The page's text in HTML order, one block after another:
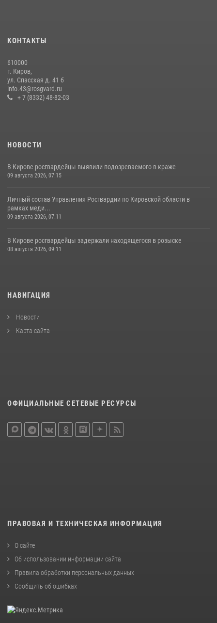
В Кирове росгвардейцы и ветераны ведомства приняли участие в
митинге в честь Дня воздушно-десантных войск
03 августа 2026, 08:45
КОНТАКТЫ
610000
г. Киров,
ул. Спасская д. 41 б
info.43@rosgvard.ru
+ 7 (8332) 48-82-03
НОВОСТИ
В Кирове росгвардейцы выявили подозреваемого в краже
09 августа 2026, 07:15
Личный состав Управления Росгвардии по Кировской области в
рамках меди...
09 августа 2026, 07:11
В Кирове росгвардейцы задержали находящегося в розыске
08 августа 2026, 09:11
НАВИГАЦИЯ
Новости
Карта сайта
ОФИЦИАЛЬНЫЕ СЕТЕВЫЕ РЕСУРСЫ
ПРАВОВАЯ И ТЕХНИЧЕСКАЯ ИНФОРМАЦИЯ
О сайте
Об использовании информации сайта
Правила обработки персональных данных
Сообщить об ошибках